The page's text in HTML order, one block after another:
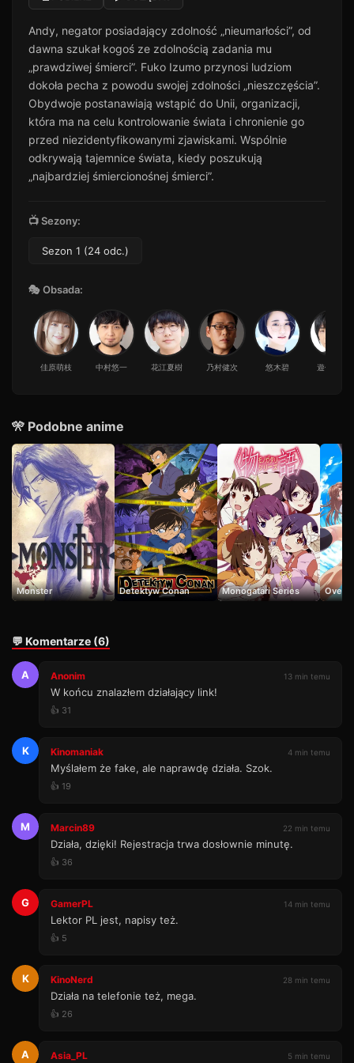
51 min · Sezon 1
12
44 min · Sezon 1
13 Odcinek 13
Odcinek 14
38 min · Sezon 1
Odcinek 15
Odcinek 16
18 Odcinek 18
25 min · Sezon 1
Odcinek 19
22 min · Sezon 1
21
50 min · Sezon 1
22 Odcinek 22
30 min · Sezon 1
23 Odcinek 23
25 min · Sezon 1
24 Odcinek 24
25 min · Sezon 1
Andy, negator posiadający zdolność „nieumarłości”, od
dawna szukał kogoś ze zdolnością zadania mu
„prawdziwej śmierci”. Fuko Izumo przynosi ludziom
dokoła pecha z powodu swojej zdolności „nieszczęścia”.
Obydwoje postanawiają wstąpić do Unii, organizacji,
która ma na celu kontrolowanie świata i chronienie go
przed niezidentyfikowanymi zjawiskami. Wspólnie
odkrywają tajemnice świata, kiedy poszukują
„najbardziej śmiercionośnej śmierci”.
📺 Sezony:
Sezon 1 (24 odc.)
🎭 Obsada:
佳原萌枝 中村悠一 花江夏樹 乃村健次 悠木碧 遊佐浩二
🎌 Podobne anime
Monster Detektyw Conan Monogatari Series
💬 Komentarze (6)
A Anonim 13 min temu
W końcu znalazłem działający link!
👍 31
K Kinomaniak 4 min temu
Myślałem że fake, ale naprawdę działa. Szok.
👍 19
M Marcin89 22 min temu
Działa, dzięki! Rejestracja trwa dosłownie minutę.
👍 36
G GamerPL 14 min temu
Lektor PL jest, napisy też.
👍 5
K KinoNerd 28 min temu
Działa na telefonie też, mega.
👍 26
A Asia_PL 5 min temu